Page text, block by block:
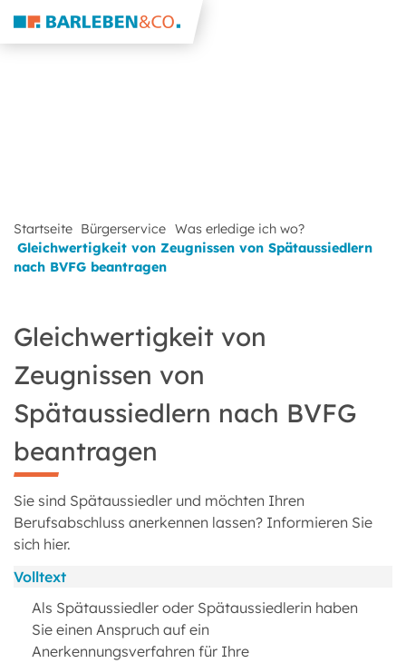
Startseite Bürgerservice Was erledige ich wo?
Gleichwertigkeit von Zeugnissen von Spätaussiedlern
nach BVFG beantragen
Gleichwertigkeit von
Zeugnissen von
Spätaussiedlern nach BVFG
beantragen
Sie sind Spätaussiedler und möchten Ihren
Berufsabschluss anerkennen lassen? Informieren Sie
sich hier.
Volltext
Als Spätaussiedler oder Spätaussiedlerin haben
Sie einen Anspruch auf ein
Anerkennungsverfahren für Ihre